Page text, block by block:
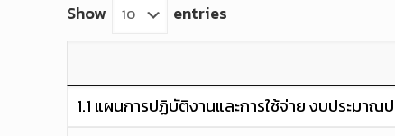
Show entries
1.1 แผนการปฏิบัติงานและการใช้จ่าย งบประมาณ